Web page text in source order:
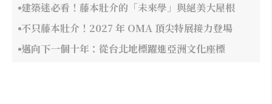
建築迷必看！藤本壯介的「未來學」與絕美大屋根
不只藤本壯介！2027 年 OMA 頂尖特展接力登場
邁向下一個十年：從台北地標躍進亞洲文化座標